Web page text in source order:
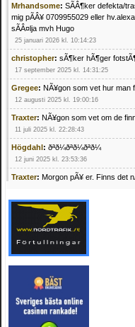
Mrhandsome: SÃÂ¶ker defekta/
mig pÃÂ¥ 0709955029 eller
sÃÂ¤lja mvh Hugo
25 januari 2026 kl. 10:14:23
christopher: sÃ¶ker hÃ¶ger
17 september 2025 kl. 14:31:25
Gregee: NÃ¥gon som vet hur man
12 augusti 2025 kl. 19:00:16
Traxter: NÃ¥gon som vet om de
11 juli 2025 kl. 22:28:43
Högdahl: ðªð¼ðªð¼ðªð¼
12 juni 2025 kl. 23:53:36
Traxter: Morgon pÃ¥ er. Finns det
Mrhandsome:SÃ¶ker defekta/
pÃ¥ 0709955029 eller
mvh Hugo
21 februari 2025 kl. 09:25:52
Oscar5:NÃ¥gon som vet vad man
4 februari 2025 kl. 19:20:50
Oscar5:44
4 februari 2025 kl. 19:15:36